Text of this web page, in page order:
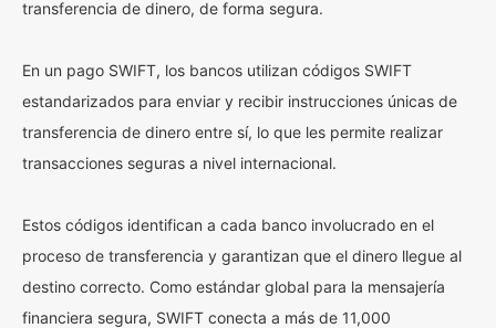
transferencia de dinero, de forma segura.
En un pago SWIFT, los bancos utilizan códigos SWIFT
estandarizados para enviar y recibir instrucciones únicas de
transferencia de dinero entre sí, lo que les permite realizar
transacciones seguras a nivel internacional.
Estos códigos identifican a cada banco involucrado en el
proceso de transferencia y garantizan que el dinero llegue al
destino correcto. Como estándar global para la mensajería
financiera segura, SWIFT conecta a más de 11,000